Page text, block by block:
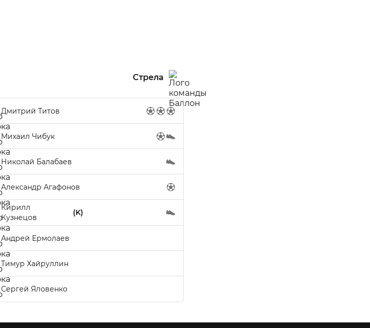
Стрела
Дмитрий Титов
Михаил Чибук
Николай Балабаев
Александр Агафонов
Кирилл
Кузнецов
(K)
Андрей Ермолаев
Тимур Хайруллин
Сергей Яловенко